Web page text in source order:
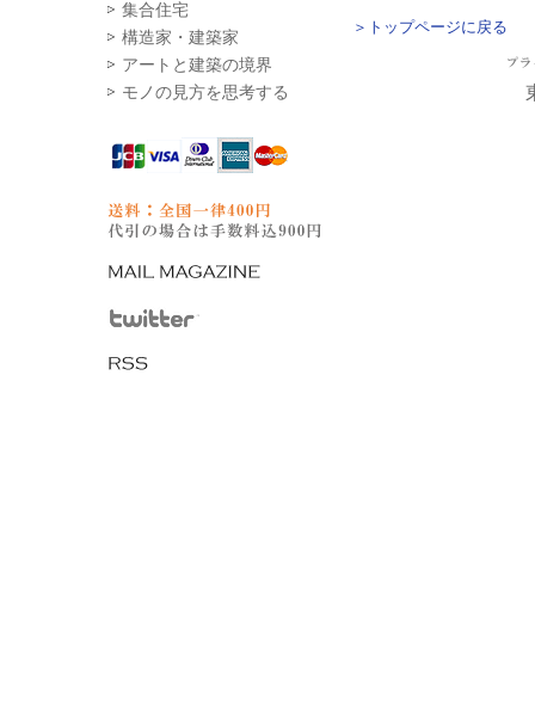
集合住宅
構造家・建築家
アートと建築の境界
モノの見方を思考する
＞トップページに戻る